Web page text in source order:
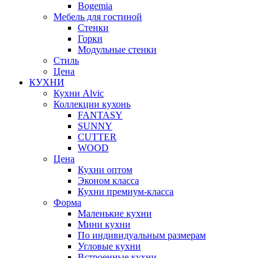
Bogemia
Мебель для гостиной
Стенки
Горки
Модульные стенки
Стиль
Цена
КУХНИ
Кухни Alvic
Коллекции кухонь
FANTASY
SUNNY
CUTTER
WOOD
Цена
Кухни оптом
Эконом класса
Кухни премиум-класса
Форма
Маленькие кухни
Мини кухни
По индивидуальным размерам
Угловые кухни